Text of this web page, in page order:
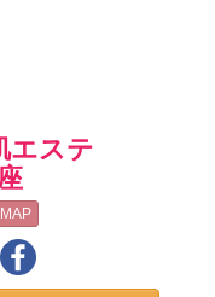
エステ
MAP